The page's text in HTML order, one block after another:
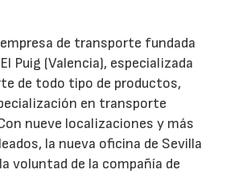
empresa de transporte fundada
Puig (Valencia), especializada
de todo tipo de productos,
en transporte
nueve localizaciones y más
la nueva oficina de Sevilla
voluntad de la compañía de